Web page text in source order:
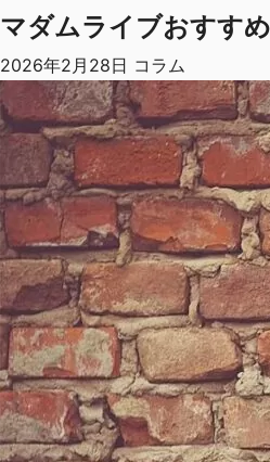
マダムライブおすす
2026年2月28日 コラム